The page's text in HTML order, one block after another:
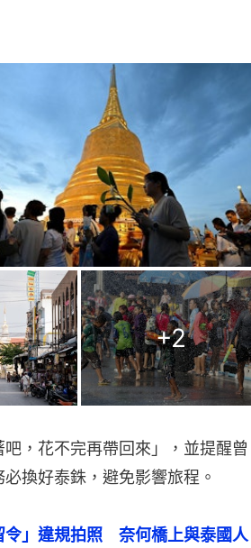
+2
，花不完再帶回來」，並提醒曾
換好泰銖，避免影響旅程。
」違規拍照　奈何橋上與泰國人